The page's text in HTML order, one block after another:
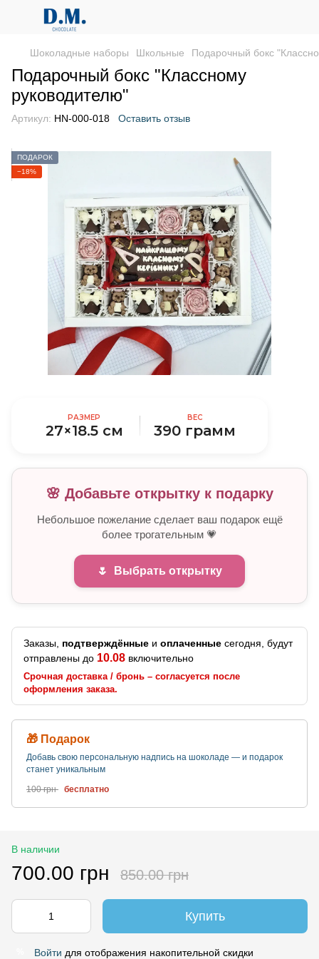
Шоколадные наборы Школьные Подарочный бокс
Подарочный бокс "Классному
руководителю"
Артикул: HN-000-018 Оставить отзыв
ПОДАРОК
−18%
РАЗМЕР
27×18.5 см
ВЕС
390 грамм
🌸 Добавьте открытку к подарку
Небольшое пожелание сделает ваш подарок ещё
более трогательным 💗
🌷 Выбрать открытку
Заказы, подтверждённые и оплаченные сегодня, будут
отправлены до 10.08 включительно
Срочная доставка / бронь – согласуется после
оформления заказа.
🎁 Подарок
Добавь свою персональную надпись на шоколаде — и подарок
станет уникальным
100 грн бесплатно
В наличии
700.00 грн 850.00 грн
Купить
Войти для отображения накопительной скидки